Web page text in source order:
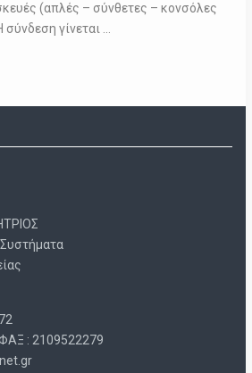
(απλές – σύνθετες – κονσόλες
γίνεται …
: 2109522279